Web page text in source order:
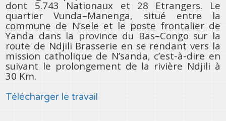
dont 5.743 Nationaux et 28 Etrangers. Le
quartier Vunda–Manenga, situé entre la
commune de N’sele et le poste frontalier de
Yanda dans la province du Bas–Congo sur la
route de Ndjili Brasserie en se rendant vers la
mission catholique de N’sanda, c’est-à-dire en
suivant le prolongement de la rivière Ndjili à
30 Km.
Télécharger le travail